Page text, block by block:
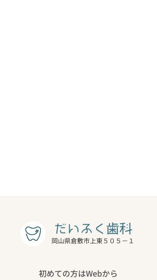
岡山県倉敷市上東５０５－１
初めての方はWebから